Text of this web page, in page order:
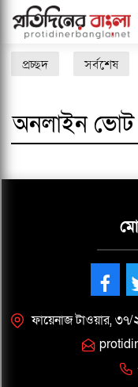
প্রচ্ছদ সর্বশেষ
অনলাইন ভোট
ফায়েনাজ টাওয়ার,